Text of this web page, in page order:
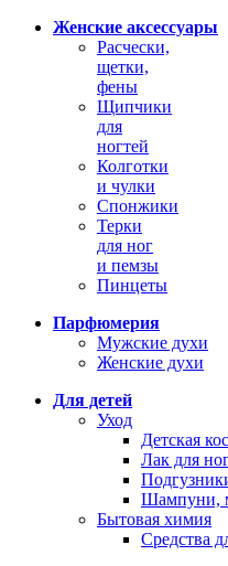
Женские аксессуары
Расчески,
щетки,
фены
Щипчики
для
ногтей
Колготки
и чулки
Спонжики
Терки
для ног
и пемзы
Пинцеты
Парфюмерия
Мужские духи
Женские духи
Для детей
Уход
Детская
Лак для
Шампуни,
Бытовая химия
Средства